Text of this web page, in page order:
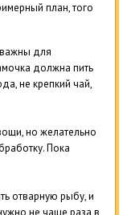
план, того
для
должна пить
не крепкий чай,
но желательно
Пока
отварную рыбу, и